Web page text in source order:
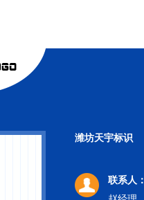
潍坊天宇标识
联系人：